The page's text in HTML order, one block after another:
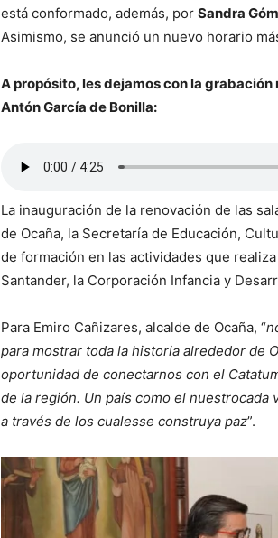
está conformado, además, por Sandra
Asimismo, se anunció un nuevo horario
A propósito, les dejamos con la
Antón García de Bonilla:
La inauguración de la renovación de las
de Ocaña, la Secretaría de Educación,
de formación en las actividades que
Santander, la Corporación Infancia y
Para Emiro Cañizares, alcalde de Ocaña, “
para mostrar toda la historia alrededor de
oportunidad de conectarnos con el
de la región. Un país como el nuestrocada
a través de los cualesse construya paz”.